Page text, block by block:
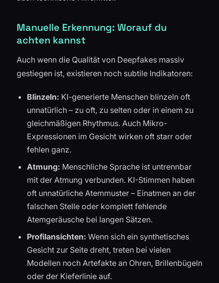
Manuelle Erkennung: Worauf du
achten kannst
Auch wenn die Qualität von Deepfakes massiv
gestiegen ist, existieren noch subtile Indikatoren:
Blinzeln: KI-generierte Menschen blinzeln oft
unnatürlich – zu oft, zu selten oder in einem zu
gleichmäßigen Rhythmus. Auch Mikro-
Expressionen im Gesicht wirken oft starr oder
fehlen ganz.
Atmung: Menschliche Sprache ist untrennbar
mit der Atmung verbunden. KI-Stimmen haben
oft unnatürliche Atemmuster – Einatmen an der
falschen Stelle oder komplett fehlende
Atemgeräusche bei langen Sätzen.
Profilansichten: Wenn sich ein synthetisches
Gesicht zur Seite dreht, treten bei vielen
Modellen noch Artefakte an Ohren, Brillenbügeln
oder der Kieferlinie auf.